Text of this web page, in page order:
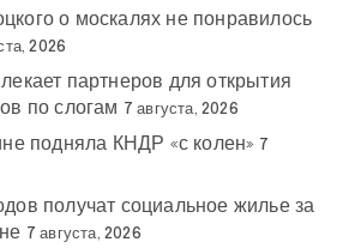
о москалях не понравилось
2026
партнеров для открытия
по слогам 7 августа, 2026
подняла КНДР «с колен» 7
получат социальное жилье за
7 августа, 2026